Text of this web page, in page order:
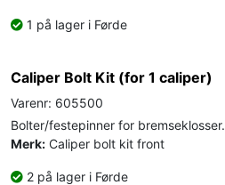
1 på lager i Førde
Caliper Bolt Kit (for 1 caliper)
Varenr: 605500
Bolter/festepinner for bremseklosser.
Merk: Caliper bolt kit front
2 på lager i Førde